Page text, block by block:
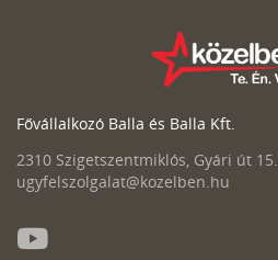
Fővállalkozó Balla és Balla Kft.
2310 Szigetszentmiklós, Gyári út 15.
ugyfelszolgalat@kozelben.hu